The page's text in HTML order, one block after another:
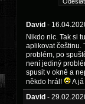
David -
Nikdo nic. Tak si
aplikovat češtinu.
problém, po
není jediný
spusit v okně a
někdo hrál!
A
David -